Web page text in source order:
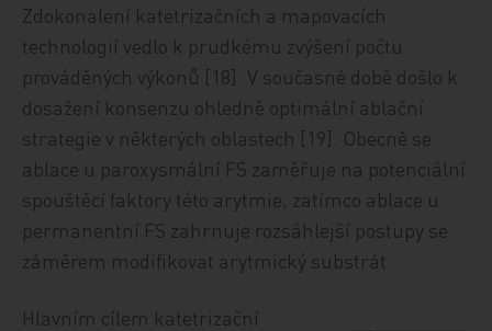
Zdokonalení katetrizačních a mapovacích
technologií vedlo k prudkému zvýšení počtu
prováděných výkonů [18]. V současné době došlo k
dosažení konsenzu ohledně optimální ablační
strategie v některých oblastech [19]. Obecně se
ablace u paroxysmální FS zaměřuje na potenciální
spouštěcí faktory této arytmie, zatímco ablace u
permanentní FS zahrnuje rozsáhlejší postupy se
záměrem modifikovat arytmický substrát.
Hlavním cílem katetrizační